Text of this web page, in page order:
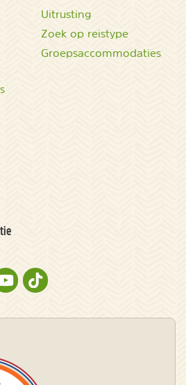
Uitrusting
Zoek op reistype
Groepsaccommodaties
FACEBOOK
OP INSTAGRAM
OP PINTEREST
NATURESCANNER OP YOUTUBE
NATURESCANNER OP TIKTOK